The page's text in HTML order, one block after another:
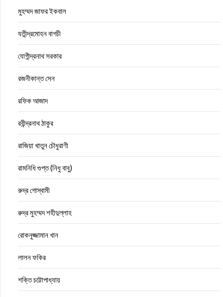
মুহম্মদ জাফর ইকবাল
যতীন্দ্রমোহন বাগচী
যোগীন্দ্রনাথ সরকার
রজনীকান্ত সেন
রফিক আজাদ
রবীন্দ্রনাথ ঠাকুর
রাজিয়া খাতুন চৌধুরাণী
রামনিধি গুপ্ত (নিধু বাবু)
রুদ্র গোস্বামী
রুদ্র মুহম্মদ শহীদুল্লাহ
রোকনুজ্জামান খান
লালন ফকির
শক্তি চট্টোপাধ্যায়